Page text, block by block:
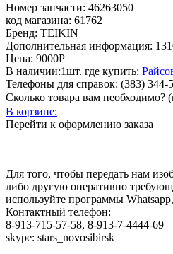
Номер запчасти: 46263050
код магазина: 61762
Бренд: TEIKIN
Дополнительная информация:
Цена: 9000Р
В наличии:1шт. где купить:
Телефоны для справок: (383) 344-
Сколько товара вам необходимо?
В корзине:
Перейти к оформлению заказа
Для того, чтобы передать нам
либо другую оперативно
используйте программы
Контактный телефон:
8-913-715-57-58, 8-913-7-4444-69
skype: stars_novosibirsk